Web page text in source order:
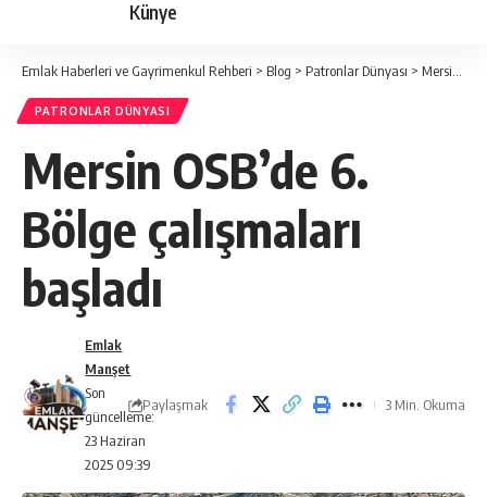
Künye
Emlak Haberleri ve Gayrimenkul Rehberi > Blog > Patronlar Dünyası > Mersin OSB’de 6. Bölge çalışmaları başladı
PATRONLAR DÜNYASI
Mersin OSB’de 6.
Bölge çalışmaları
başladı
Son
güncelleme:
23 Haziran
2025 09:39
Emlak
Manşet
Paylaşmak 3 Min. Okuma